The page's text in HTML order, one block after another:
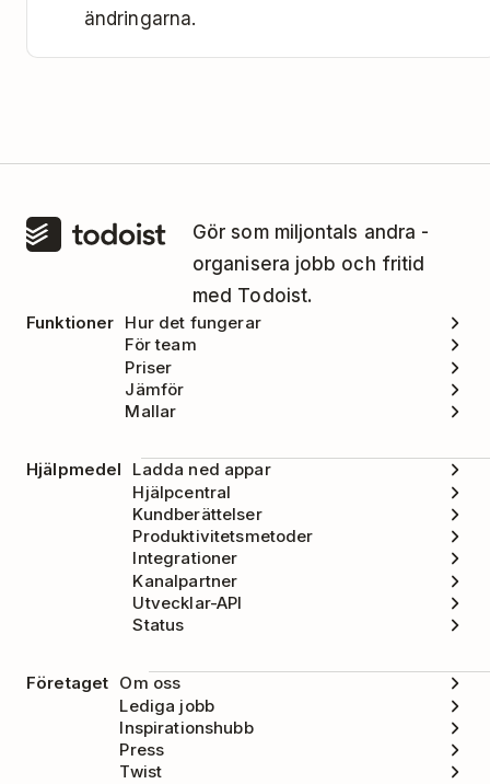
ändringarna.
Gör som miljontals andra -
organisera jobb och fritid
med Todoist.
Funktioner Hur det fungerar
För team
Priser
Jämför
Mallar
Hjälpmedel
Ladda ned appar
Hjälpcentral
Kundberättelser
Produktivitetsmetoder
Integrationer
Kanalpartner
Utvecklar-API
Status
Företaget Om oss
Lediga jobb
Inspirationshubb
Press
Twist